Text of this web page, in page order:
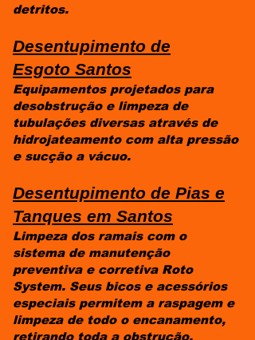
detritos.
Desentupimento de
Esgoto Santos
Equipamentos projetados para
desobstrução e limpeza de
tubulações diversas através de
hidrojateamento com alta pressão
e sucção a vácuo.
Desentupimento de Pias e
Tanques em Santos
Limpeza dos ramais com o
sistema de manutenção
preventiva e corretiva Roto
System. Seus bicos e acessórios
especiais permitem a raspagem e
limpeza de todo o encanamento,
retirando toda a obstrução.